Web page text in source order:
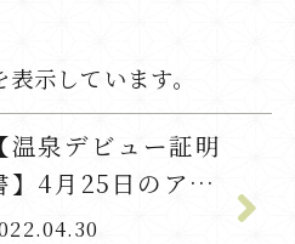
示しています。
【温泉デビュー証明
】4月25日のアヤ
ちゃん！